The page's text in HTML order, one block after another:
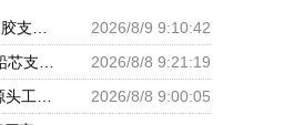
2026/8/9 9:10:42
2026/8/8 9:21:19
2026/8/8 9:00:05